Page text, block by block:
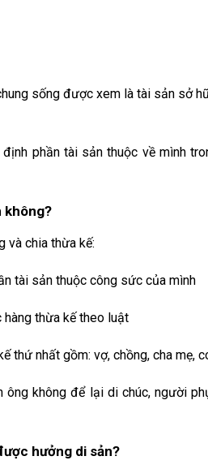
sống được xem là tài sản sở
phần tài sản thuộc về mình
không?
và chia thừa kế:
tài sản thuộc công sức của mình
hàng thừa kế theo luật
thứ nhất gồm: vợ, chồng, cha mẹ,
không để lại di chúc, người
hưởng di sản?